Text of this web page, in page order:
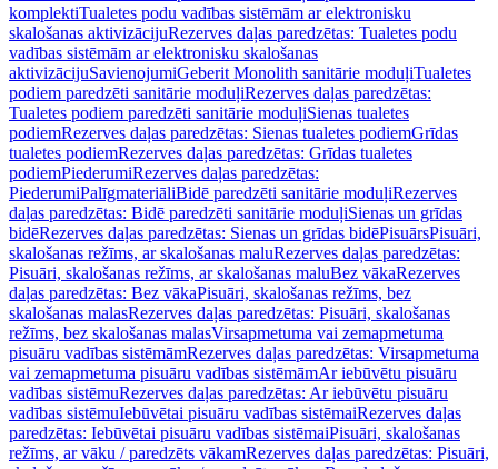
komplektiTualetes podu vadības sistēmām ar elektronisku
skalošanas aktivizācijuRezerves daļas paredzētas: Tualetes podu
vadības sistēmām ar elektronisku skalošanas
aktivizācijuSavienojumiGeberit Monolith sanitārie moduļiTualetes
podiem paredzēti sanitārie moduļiRezerves daļas paredzētas:
Tualetes podiem paredzēti sanitārie moduļiSienas tualetes
podiemRezerves daļas paredzētas: Sienas tualetes podiemGrīdas
tualetes podiemRezerves daļas paredzētas: Grīdas tualetes
podiemPiederumiRezerves daļas paredzētas:
PiederumiPalīgmateriāliBidē paredzēti sanitārie moduļiRezerves
daļas paredzētas: Bidē paredzēti sanitārie moduļiSienas un grīdas
bidēRezerves daļas paredzētas: Sienas un grīdas bidēPisuārsPisuāri,
skalošanas režīms, ar skalošanas maluRezerves daļas paredzētas:
Pisuāri, skalošanas režīms, ar skalošanas maluBez vākaRezerves
daļas paredzētas: Bez vākaPisuāri, skalošanas režīms, bez
skalošanas malasRezerves daļas paredzētas: Pisuāri, skalošanas
režīms, bez skalošanas malasVirsapmetuma vai zemapmetuma
pisuāru vadības sistēmāmRezerves daļas paredzētas: Virsapmetuma
vai zemapmetuma pisuāru vadības sistēmāmAr iebūvētu pisuāru
vadības sistēmuRezerves daļas paredzētas: Ar iebūvētu pisuāru
vadības sistēmuIebūvētai pisuāru vadības sistēmaiRezerves daļas
paredzētas: Iebūvētai pisuāru vadības sistēmaiPisuāri, skalošanas
režīms, ar vāku / paredzēts vākamRezerves daļas paredzētas: Pisuāri,